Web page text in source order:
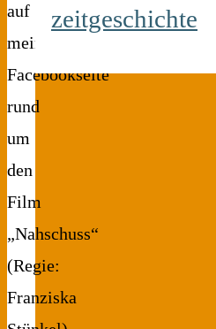
auf
meiner
Facebookseite
rund
um
den
Film
„Nahschuss“
(Regie:
Franziska
zeitgeschichte